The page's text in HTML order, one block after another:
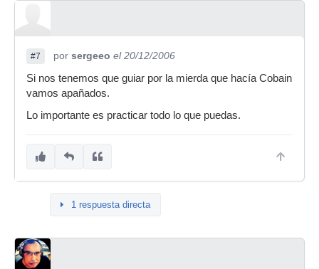
#7 por sergeeo el 20/12/2006
Si nos tenemos que guiar por la mierda que hacía Cobain
vamos apañados.
Lo importante es practicar todo lo que puedas.
1 respuesta directa